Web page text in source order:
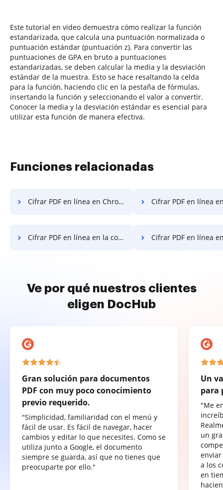
Este tutorial en video demuestra cómo realizar la función
estandarizada, que calcula una puntuación normalizada o
puntuación estándar (puntuación z). Para convertir las
puntuaciones de GPA en bruto a puntuaciones
estandarizadas, se deben calcular la media y la desviación
estándar de la muestra. Esto se hace resaltando la celda
para la función, haciendo clic en la pestaña de fórmulas,
insertando la función y seleccionando el valor a convertir.
Conocer la media y la desviación estándar es esencial para
utilizar esta función de manera efectiva.
Funciones relacionadas
Cifrar PDF en línea en Chromebook Cifrar PDF en línea
Cifrar PDF en línea en la computadora Cifrar PDF en línea en el
Ve por qué nuestros clientes
eligen DocHub
Gran solución para documentos
PDF con muy poco conocimiento
previo requerido.
"Simplicidad, familiaridad con el menú y
fácil de usar. Es fácil de navegar, hacer
cambios y editar lo que necesites. Como se
utiliza junto a Google, el documento
siempre se guarda, así que no tienes que
preocuparte por ello."
Un
para
"Me
un
a los
en